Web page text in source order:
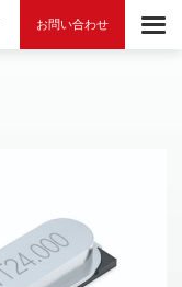
お問い合わせ